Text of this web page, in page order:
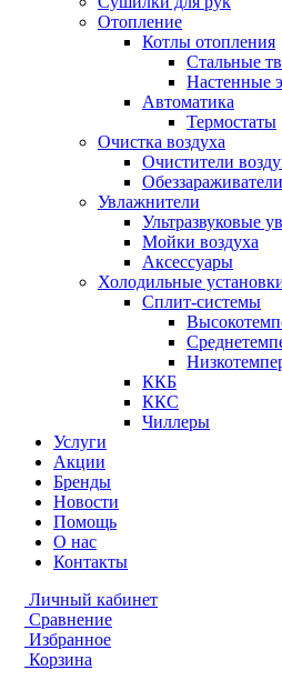
Отопление
Котлы отопления
Стальные
Настенные
Автоматика
Термостаты
Очистка воздуха
Очистители
Обеззараживатели
Увлажнители
Ультразвуковые
Мойки воздуха
Аксессуары
Холодильные
Сплит-системы
ККБ
ККС
Чиллеры
Услуги
Акции
Бренды
Новости
Помощь
О нас
Контакты
Личный кабинет
Сравнение
Избранное
Корзина